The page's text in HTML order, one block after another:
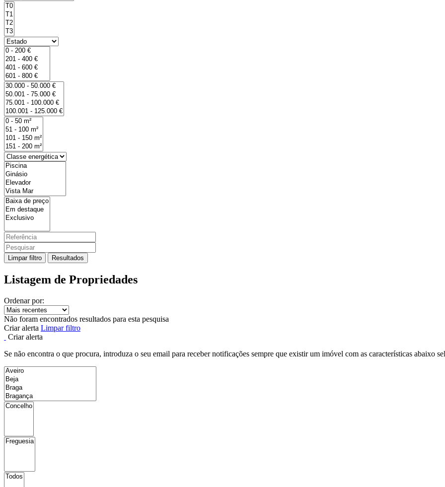
Limpar filtro Resultados
Listagem de Propriedades
Ordenar por:
Não foram encontrados resultados para esta pesquisa
Criar alerta Limpar filtro
Criar alerta
Se não encontra o que procura, introduza o seu email para receber notificações sempre que existir um imóvel com as características abaixo